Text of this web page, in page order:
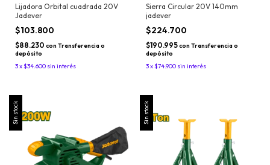
Lijadora Orbital cuadrada 20V
Jadever
$103.800
$88.230 con Transferencia o
depósito
3x$34.600 sin interés
Sierra Circular 20V 140mm
jadever
$224.700
$190.995con Transferencia o
depósito
3x$74.900 sin interés
Sin stock Sin stock